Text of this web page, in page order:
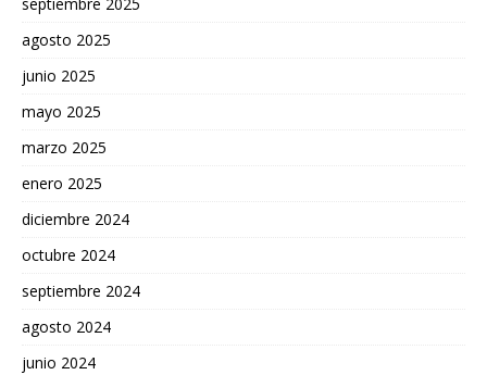
agosto 2025
junio 2025
mayo 2025
marzo 2025
enero 2025
diciembre 2024
octubre 2024
septiembre 2024
agosto 2024
junio 2024